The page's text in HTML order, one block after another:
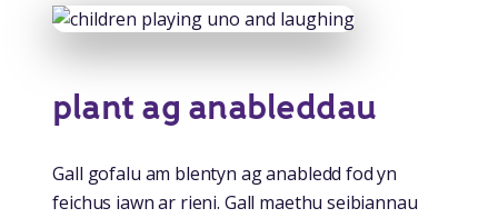
plant ag anableddau
Gall gofalu am blentyn ag anabledd fod yn
feichus iawn ar rieni. Gall maethu seibiannau